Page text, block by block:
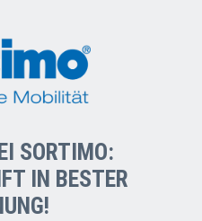
SORTIMO:
IN BESTER